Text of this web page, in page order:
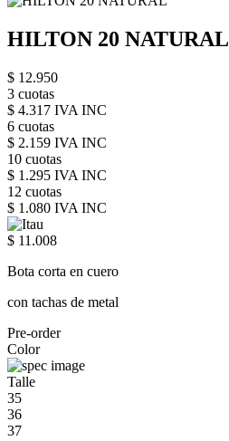
HILTON 20 NATURAL
$ 12.950
3 cuotas
$ 4.317 IVA INC
6 cuotas
$ 2.159 IVA INC
10 cuotas
$ 1.295 IVA INC
12 cuotas
$ 1.080 IVA INC
$ 11.008
Bota corta en cuero
con tachas de metal
Pre-order
Color
Talle
35
36
37